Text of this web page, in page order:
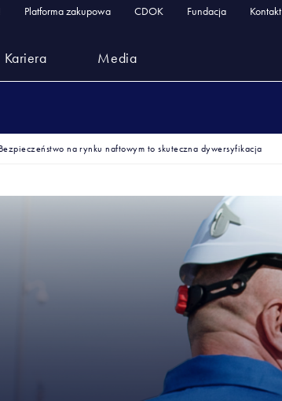
Platforma zakupowa CDOK Fundacja Kontakt
Kariera Media
na rynku naftowym to skuteczna dywersyfikacja